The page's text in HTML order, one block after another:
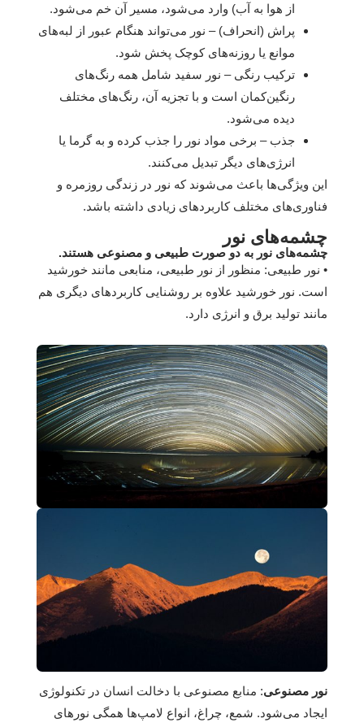
از هوا به آب) وارد می‌شود، مسیر آن خم می‌شود.
پراش (انحراف) – نور می‌تواند هنگام عبور از لبه‌های
موانع یا روزنه‌های کوچک پخش شود.
ترکیب رنگی – نور سفید شامل همه رنگ‌های
رنگین‌کمان است و با تجزیه آن، رنگ‌های مختلف
دیده می‌شود.
جذب – برخی مواد نور را جذب کرده و به گرما یا
انرژی‌های دیگر تبدیل می‌کنند.
این ویژگی‌ها باعث می‌شوند که نور در زندگی روزمره و
فناوری‌های مختلف کاربردهای زیادی داشته باشد.
چشمه‌های نور
چشمه‌های نور به دو صورت طبیعی و مصنوعی هستند.
• نور طبیعی: منظور از نور طبیعی، منابعی مانند خورشید
است. نور خورشید علاوه بر روشنایی کاربردهای دیگری هم
مانند تولید برق و انرژی دارد.
نور مصنوعی: منابع مصنوعی با دخالت انسان در تکنولوژی
ایجاد می‌شود. شمع، چراغ، انواع لامپ‌ها همگی نورهای